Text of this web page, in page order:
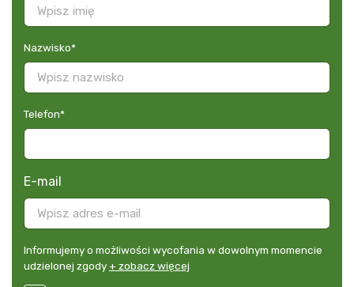
Nazwisko*
Telefon*
E-mail
Informujemy
o
Informujemy o możliwości wycofania w dowolnym momencie
udzielonej zgody+ zobacz więcej